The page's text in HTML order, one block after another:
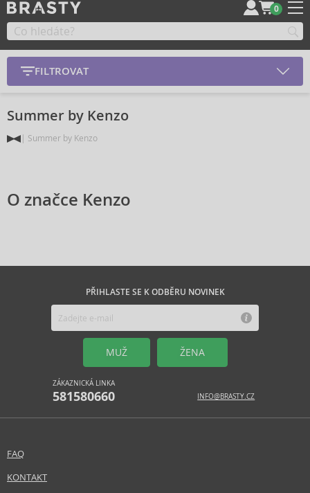
0
FILTROVAT
Summer by Kenzo
Summer by Kenzo
O značce Kenzo
PŘIHLASTE SE K ODBĚRU NOVINEK
MUŽ ŽENA
ZÁKAZNICKÁ LINKA
581580660 INFO@BRASTY.CZ
FAQ
KONTAKT